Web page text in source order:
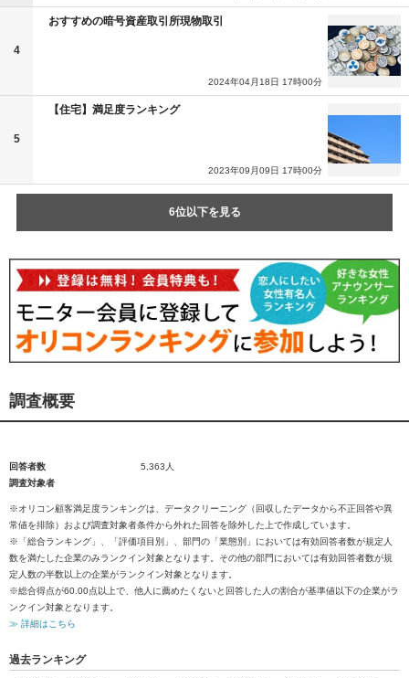
4
おすすめの暗号資産取引所現物取引
2024年04月18日 17時00分
5
【住宅】満足度ランキング
2023年09月09日 17時00分
6位以下を見る
調査概要
回答者数
5,363人
調査対象者
※オリコン顧客満足度ランキングは、データクリーニング（回収したデータから不正回答や異
常値を排除）および調査対象者条件から外れた回答を除外した上で作成しています。
※「総合ランキング」、「評価項目別」、部門の「業態別」においては有効回答者数が規定人
数を満たした企業のみランクイン対象となります。その他の部門においては有効回答者数が規
定人数の半数以上の企業がランクイン対象となります。
※総合得点が60.00点以上で、他人に薦めたくないと回答した人の割合が基準値以下の企業がラ
ンクイン対象となります。
≫ 詳細はこちら
過去ランキング